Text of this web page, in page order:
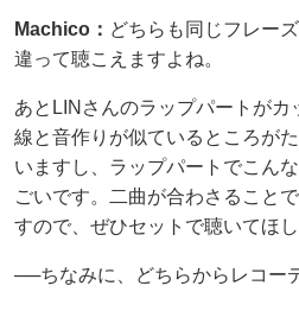
Machico： どちらも同じフレー
違って聴こえますよね。
あとLINさんのラップパートが
線と音作りが似ているところが
いますし、ラップパートでこん
ごいです。二曲が合わさること
すので、ぜひセットで聴いてほし
──ちなみに、どちらからレコー